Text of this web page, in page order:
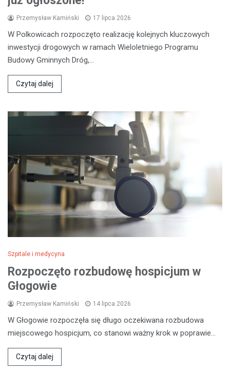
Przemysław Kamiński 17 lipca 2026
W Polkowicach rozpoczęto realizację kolejnych kluczowych
inwestycji drogowych w ramach Wieloletniego Programu
Budowy Gminnych Dróg,…
Czytaj dalej
Szpitale i medycyna
Rozpoczęto rozbudowę hospicjum w
Głogowie
Przemysław Kamiński 14 lipca 2026
W Głogowie rozpoczęła się długo oczekiwana rozbudowa
miejscowego hospicjum, co stanowi ważny krok w poprawie…
Czytaj dalej